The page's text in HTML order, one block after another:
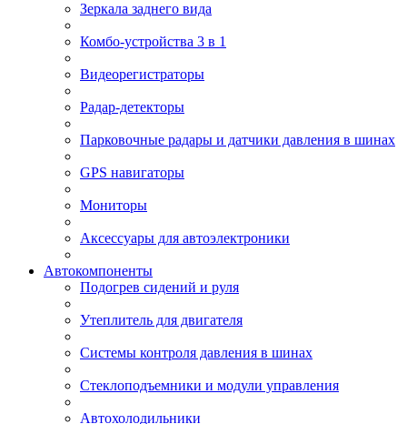
Зеркала заднего вида
Комбо-устройства 3 в 1
Видеорегистраторы
Радар-детекторы
Парковочные радары и датчики давления в шинах
GPS навигаторы
Мониторы
Аксессуары для автоэлектроники
Автокомпоненты
Подогрев сидений и руля
Утеплитель для двигателя
Системы контроля давления в шинах
Стеклоподъемники и модули управления
Автохолодильники